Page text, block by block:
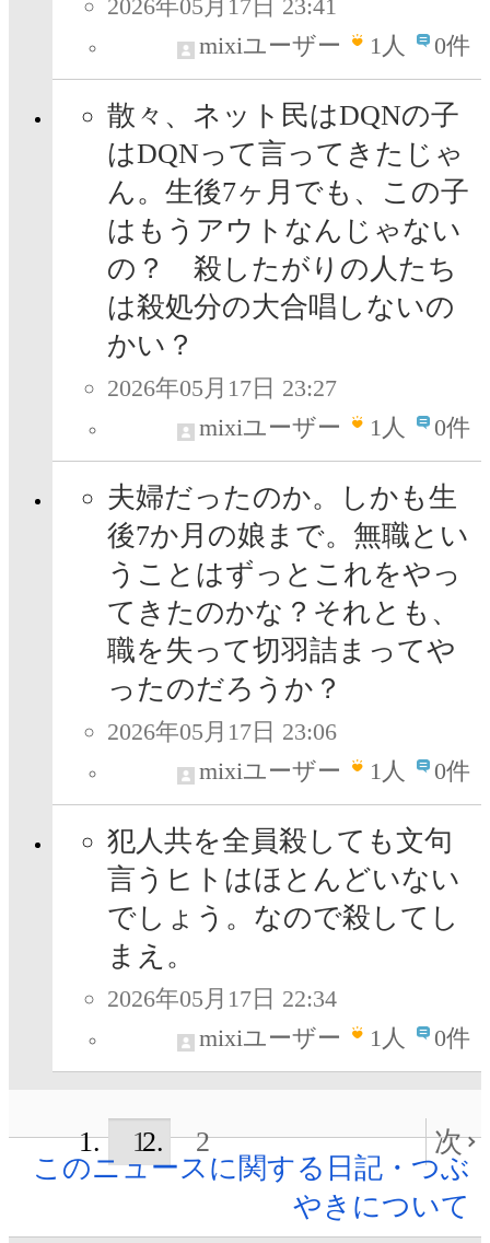
2026年05月17日 23:41
mixiユーザー
1人 0件
散々、ネット民はDQNの子
はDQNって言ってきたじゃ
ん。生後7ヶ月でも、この子
はもうアウトなんじゃない
の？ 殺したがりの人たち
は殺処分の大合唱しないの
かい？
2026年05月17日 23:27
mixiユーザー
1人 0件
夫婦だったのか。しかも生
後7か月の娘まで。無職とい
うことはずっとこれをやっ
てきたのかな？それとも、
職を失って切羽詰まってや
ったのだろうか？
2026年05月17日 23:06
mixiユーザー
1人 0件
犯人共を全員殺しても文句
言うヒトはほとんどいない
でしょう。なので殺してし
まえ。
2026年05月17日 22:34
mixiユーザー
1人 0件
1 2
次
このニュースに関する日記・つぶ
やきについて